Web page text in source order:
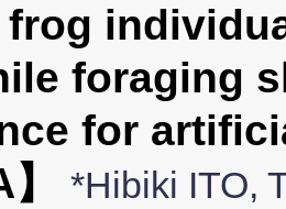
frog
foraging
for
*Hibiki ITO,